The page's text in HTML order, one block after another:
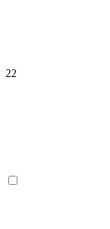
22